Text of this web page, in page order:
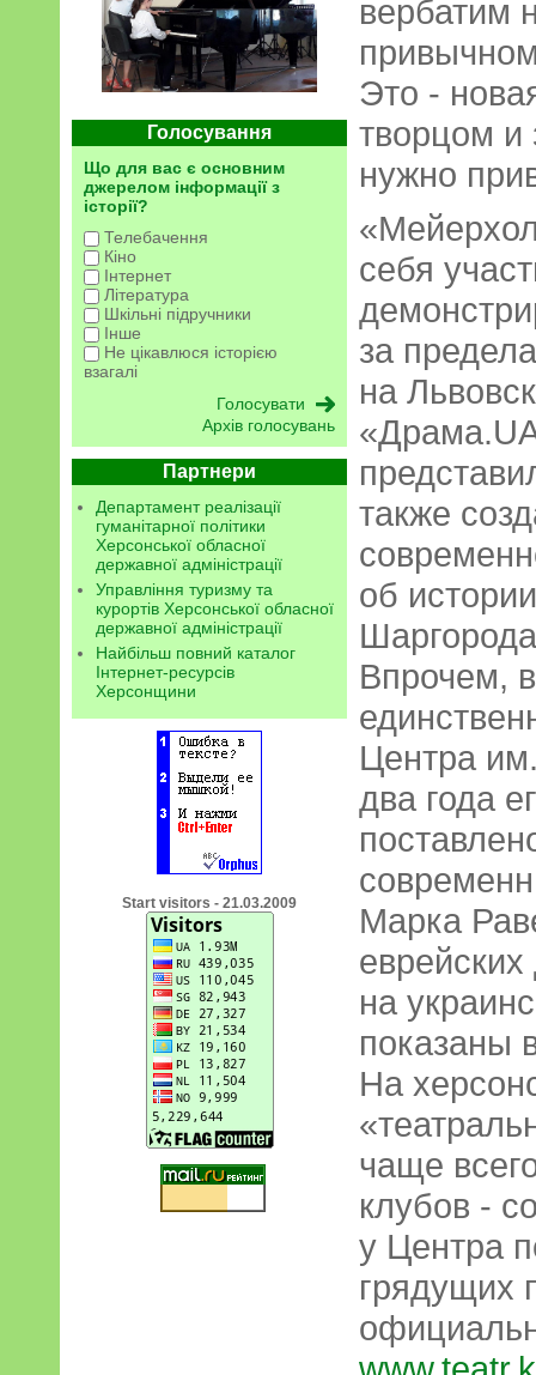
Голосування
Що для вас є основним
джерелом інформації з
історії?
Телебачення
Кіно
Інтернет
Література
Шкільні підручники
Інше
Не цікавлюся історією
взагалі
Архів голосувань
Партнери
Департамент реалізації
гуманітарної політики
Херсонської обласної
державної адміністрації
Управління туризму та
курортів Херсонської обласної
державної адміністрації
Найбільш повний каталог
Інтернет-ресурсів
Херсонщини
Start visitors - 21.03.2009
вербатим
Это -
творцом и
нужно
себя
за
на
также
об
Впрочем,
Центра
два года
Марка
на
показаны
На
чаще
клубов -
у Центра
грядущих